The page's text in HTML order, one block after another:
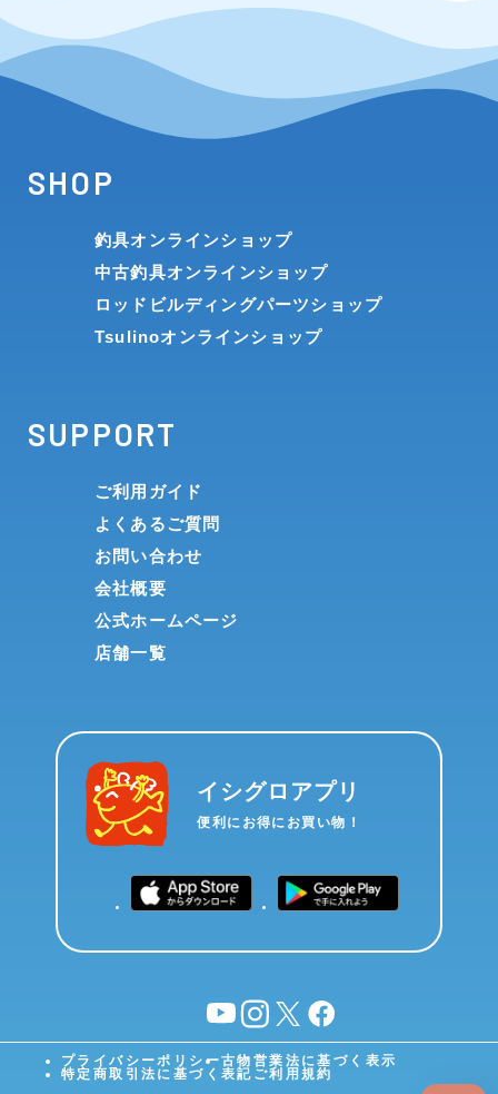
SHOP
釣具オンラインショップ
中古釣具オンラインショップ
ロッドビルディングパーツショップ
Tsulinoオンラインショップ
SUPPORT
ご利用ガイド
よくあるご質問
お問い合わせ
会社概要
公式ホームページ
店舗一覧
イシグロアプリ
便利にお得にお買い物！
YouTubeinstagram
X facebook
プライバシーポリシー古物営業法に基づく表示
特定商取引法に基づく表記 ご利用規約